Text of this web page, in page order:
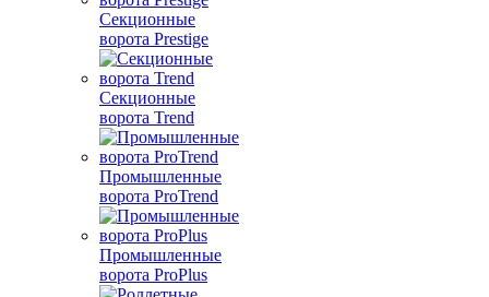
Секционные
ворота Prestige
Секционные
ворота Trend
Промышленные
ворота ProTrend
Промышленные
ворота ProPlus